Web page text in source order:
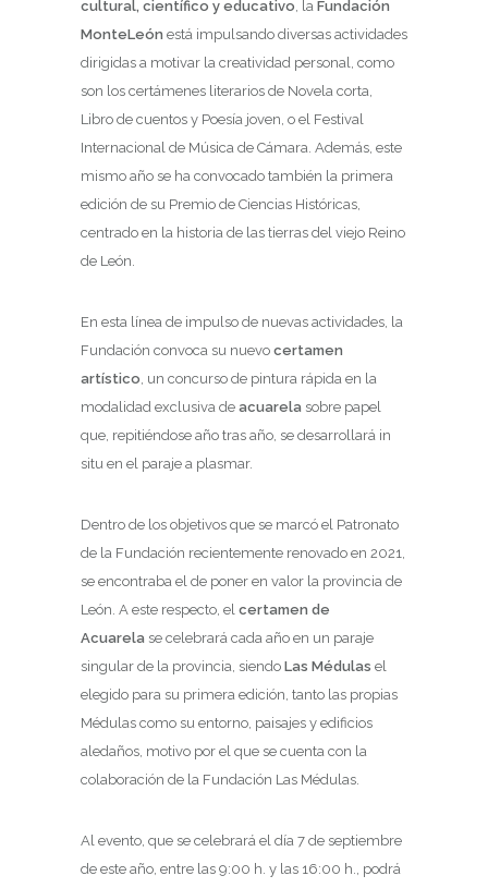
cultural, científico y educativo, la Fundación
MonteLeón está impulsando diversas actividades
dirigidas a motivar la creatividad personal, como
son los certámenes literarios de Novela corta,
Libro de cuentos y Poesía joven, o el Festival
Internacional de Música de Cámara. Además, este
mismo año se ha convocado también la primera
edición de su Premio de Ciencias Históricas,
centrado en la historia de las tierras del viejo Reino
de León.
En esta línea de impulso de nuevas actividades, la
Fundación convoca su nuevo certamen
artístico, un concurso de pintura rápida en la
modalidad exclusiva de acuarela sobre papel
que, repitiéndose año tras año, se desarrollará in
situ en el paraje a plasmar.
Dentro de los objetivos que se marcó el Patronato
de la Fundación recientemente renovado en 2021,
se encontraba el de poner en valor la provincia de
León. A este respecto, el certamen de
Acuarela se celebrará cada año en un paraje
singular de la provincia, siendo Las Médulas el
elegido para su primera edición, tanto las propias
Médulas como su entorno, paisajes y edificios
aledaños, motivo por el que se cuenta con la
colaboración de la Fundación Las Médulas.
Al evento, que se celebrará el día 7 de septiembre
de este año, entre las 9:00 h. y las 16:00 h., podrá